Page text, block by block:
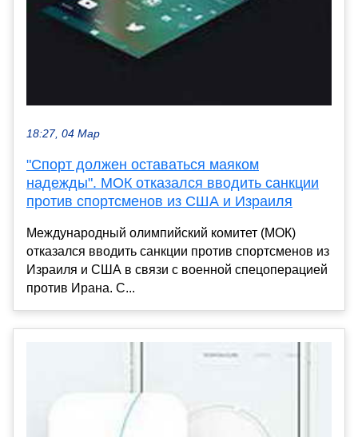
18:27, 04 Мар
"Спорт должен оставаться маяком
надежды". МОК отказался вводить санкции
против спортсменов из США и Израиля
Международный олимпийский комитет (МОК)
отказался вводить санкции против спортсменов из
Израиля и США в связи с военной спецоперацией
против Ирана. С...